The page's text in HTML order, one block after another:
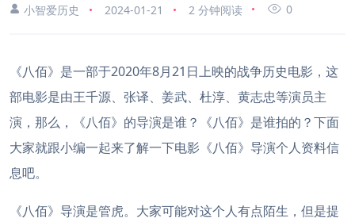
小智爱历史 2024-01-21 2 分钟阅读 0
《八佰》是一部于2020年8月21日上映的战争历史电影，这
部电影是由王千源、张译、姜武、杜淳、黄志忠等演员主
演，那么，《八佰》的导演是谁？《八佰》是谁拍的？下面
大家就跟小编一起来了解一下电影《八佰》导演个人资料信
息吧。
《八佰》导演是管虎。大家可能对这个人有点陌生，但是提